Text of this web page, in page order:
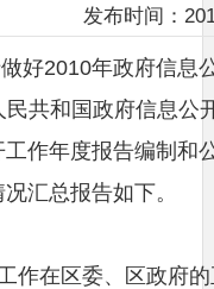
发布时间：
好2010年政府信息
共和国政府信息公
工作年度报告编制
汇总报告如下。
作在区委、区政府